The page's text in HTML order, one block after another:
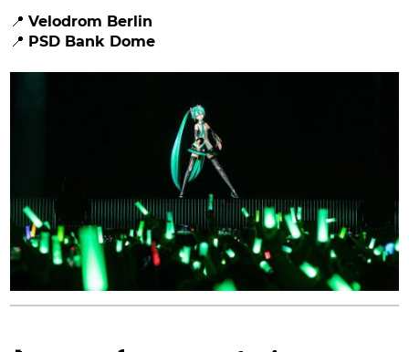
📍Velodrom Berlin
📍
PSD Bank Dome